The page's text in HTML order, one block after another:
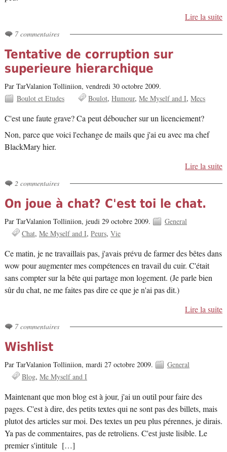
Lire la suite
7 commentaires
Tentative de corruption sur
superieure hierarchique
Par TarValanion Tolliniion, vendredi 30 octobre 2009.
Boulot et Etudes
Boulot Humour Me Myself and I Mecs
C'est une faute grave? Ca peut déboucher sur un licenciement?
Non, parce que voici l'echange de mails que j'ai eu avec ma chef
BlackMary hier.
Lire la suite
2 commentaires
On joue à chat? C'est toi le chat.
Par TarValanion Tolliniion, jeudi 29 octobre 2009.
General
Chat Me Myself and I Peurs Vie
Ce matin, je ne travaillais pas, j'avais prévu de farmer des bêtes dans
wow pour augmenter mes compétences en travail du cuir. C'était
sans compter sur la bête qui partage mon logement. (Je parle bien
sûr du chat, ne me faites pas dire ce que je n'ai pas dit.)
Lire la suite
7 commentaires
Wishlist
Par TarValanion Tolliniion, mardi 27 octobre 2009.
General
Blog Me Myself and I
Maintenant que mon blog est à jour, j'ai un outil pour faire des
pages. C'est à dire, des petits textes qui ne sont pas des billets, mais
plutot des articles sur moi. Des textes un peu plus pérennes, je dirais.
Ya pas de commentaires, pas de retroliens. C'est juste lisible. Le
premier s'intitule […]